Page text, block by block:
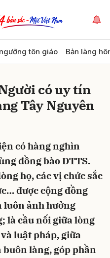
tôn giáo Bản làng
có uy tín
Tây Nguyên
có hàng nghìn
đồng bào DTTS.
họ, các vị chức sắc
được cộng đồng
luôn ảnh hưởng
là cầu nối giữa lòng
luật pháp, giữa
làng, góp phần
Hủy